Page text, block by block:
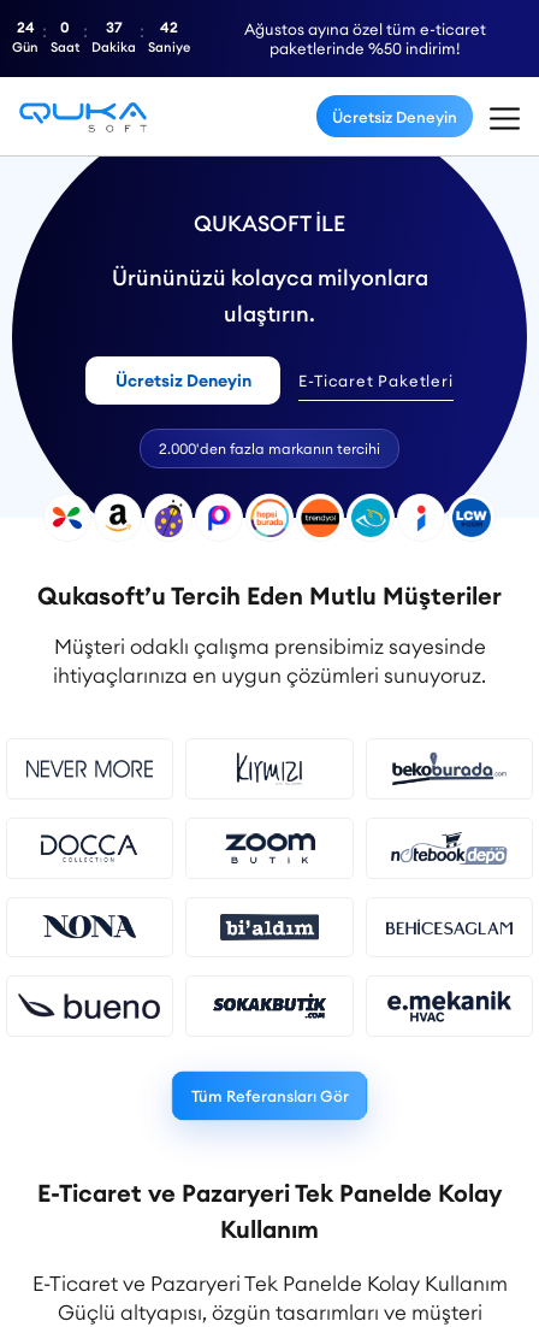
Ağustos ayına özel tüm e-ticaret
paketlerinde %50 indirim!
24
Gün
0
Saat
37
Dakika
41
Saniye
Ücretsiz Deneyin
QUKASOFT İLE
Ürününüzü kolayca milyonlara
ulaştırın.
Ücretsiz Deneyin E-Ticaret Paketleri
2.000'den fazla markanın tercihi
Qukasoft’u Tercih Eden Mutlu Müşteriler
Müşteri odaklı çalışma prensibimiz sayesinde
ihtiyaçlarınıza en uygun çözümleri sunuyoruz.
Tüm Referansları Gör
E-Ticaret ve Pazaryeri Tek Panelde Kolay
Kullanım
E-Ticaret ve Pazaryeri Tek Panelde Kolay Kullanım
Güçlü altyapısı, özgün tasarımları ve müşteri